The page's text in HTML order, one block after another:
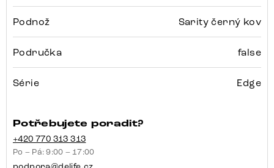
Podnož Sarity černý kov
Područka false
Série Edge
Potřebujete poradit?
+420 770 313 313
Po – Pá: 9:00 – 17:00